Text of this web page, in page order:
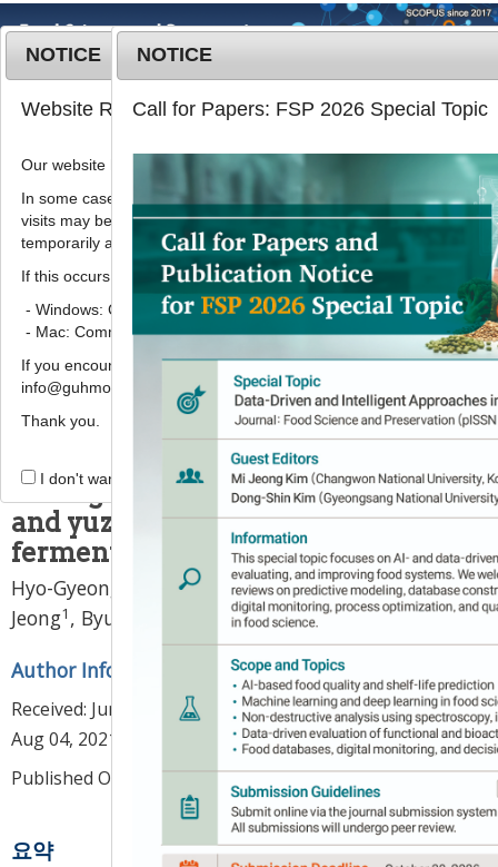
T
o
g
l
e
v
i
g
t
o
MENU
Korean J. Food Preserv. 2021
28( 5):646-653
pISSN: 1738-7248, eISSN: 2287-7428
DOI:https://doi.org/10.11002/kjfp.2021.28.5.646
Article
녹차추출액과 유자액 혼합비율별 콤부
차의 품질 특성
우효경1 ,이채미 정재희1,최병국1
Quality characteristics of
kombucha made with different
mixing ratios of green tea extract
and yuzu juice during
fermentation
Hyo-Gyeong Woo , Chae-Mi Lee1,Jae-Hee
Jeong1 , Byung-Kuk Choi 1,Chang-Ki Huh1,3,*
Author Information & Copyright▼
Received: Jun 04, 2021; Revised:Aug 02, 2021; Accepted:
Aug 04, 2021
Published Online: Aug 30, 2021
요약
NOTICE
Website Renewal Notice
Our website has recently been renewed.
In some cases, images, CSS files, or other settings saved in your
visits may be reused instead of downloading the latest files. As a
temporarily appear incorrectly or may not display properly.
If this occurs, please perform a hard refresh.
- Windows: Ctrl + F5
- Mac: Command + Shift + R
If you encounter any errors or difficulties while using the website,
info@guhmok.com.
Thank you.
I don't want to open this window for a day.
NOTICE
Call for Papers: FSP 2026 Special Topic